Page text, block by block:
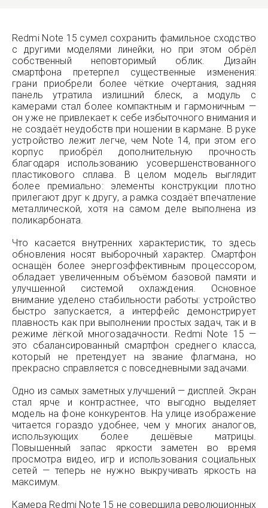
Redmi Note 15 сумел сохранить фамильное сходство
с другими моделями линейки, но при этом обрёл
собственный неповторимый облик. Дизайн
смартфона претерпел существенные изменения:
грани приобрели более чёткие очертания, задняя
панель утратила излишний блеск, а модуль с
камерами стал более компактным и гармоничным —
он уже не привлекает к себе избыточного внимания и
не создаёт неудобств при ношении в кармане. В руке
устройство лежит легче, чем Note 14, при этом его
корпус приобрёл дополнительную прочность
благодаря использованию усовершенствованного
пластикового сплава. В целом модель выглядит
более премиально: элементы конструкции плотно
прилегают друг к другу, а рамка создаёт впечатление
металлической, хотя на самом деле выполнена из
поликарбоната.
Что касается внутренних характеристик, то здесь
обновления носят выборочный характер. Смартфон
оснащён более энергоэффективным процессором,
обладает увеличенным объёмом базовой памяти и
улучшенной системой охлаждения. Основное
внимание уделено стабильности работы: устройство
быстро запускается, а интерфейс демонстрирует
плавность как при выполнении простых задач, так и в
режиме лёгкой многозадачности. Redmi Note 15 —
это сбалансированный смартфон среднего класса,
который не претендует на звание флагмана, но
прекрасно справляется с повседневными задачами.
Одно из самых заметных улучшений — дисплей. Экран
стал ярче и контрастнее, что выгодно выделяет
модель на фоне конкурентов. На улице изображение
читается гораздо удобнее, чем у многих аналогов,
использующих более дешёвые матрицы.
Повышенный запас яркости заметен во время
просмотра видео, игр и использования социальных
сетей — теперь не нужно выкручивать яркость на
максимум.
Камера Redmi Note 15 не совершила революционных